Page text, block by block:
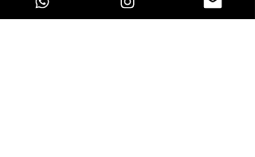
Horario y ubicación